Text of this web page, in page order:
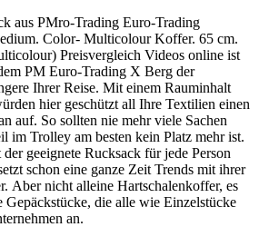
aus PMro-Trading Euro-Trading
Color- Multicolour Koffer. 65 cm.
Preisvergleich Videos online ist
PM Euro-Trading X Berg der
Ihrer Reise. Mit einem Rauminhalt
hier geschützt all Ihre Textilien einen
auf. So sollten nie mehr viele Sachen
im Trolley am besten kein Platz mehr ist.
geeignete Rucksack für jede Person
schon eine ganze Zeit Trends mit ihrer
Aber nicht alleine Hartschalenkoffer, es
Gepäckstücke, die alle wie Einzelstücke
an.